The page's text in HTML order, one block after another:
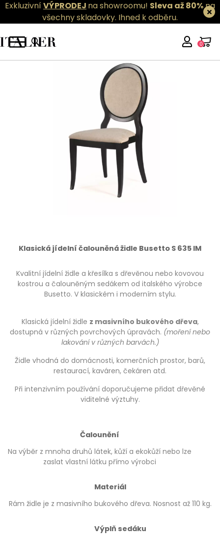
ExkluzivníVÝPRODEJ na showroomu! Sleva až 80%na
všechny skladovky. Ihned k odběru.
0
Klasická jídelní čalouněná židle Busetto S 635 IM
Kvalitní jídelní židle a křesílka s dřevěnou nebo kovovou
kostrou a čalouněným sedákem od italského výrobce
Busetto. V klasickém i moderním stylu.
Klasická jídelní židle z masivního bukového dřeva,
dostupná v různých povrchových úpravách. (moření nebo
lakování v různých barvách.)
Židle vhodná do domácnosti, komerčních prostor, barů,
restaurací, kaváren, čekáren atd.
Při intenzivním používání doporučujeme přidat dřevěné
viditelné výztuhy.
Čalounění
Na výběr z mnoha druhů látek, kůží a ekokůží nebo lze
zaslat vlastní látku přímo výrobci
Materiál
Rám židle je z masivního bukového dřeva. Nosnost až 110 kg.
Výplň sedáku